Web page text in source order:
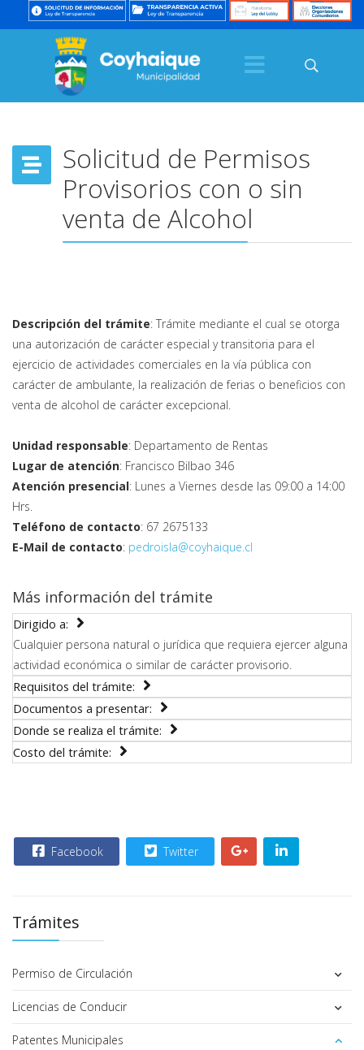
Solicitud de Permisos
Provisorios con o sin
venta de Alcohol
Descripción del trámite: Trámite mediante el cual se otorga
una autorización de carácter especial y transitoria para el
ejercicio de actividades comerciales en la vía pública con
carácter de ambulante, la realización de ferias o beneficios con
venta de alcohol de carácter excepcional.
Unidad responsable: Departamento de Rentas
Lugar de atención: Francisco Bilbao 346
Atención presencial: Lunes a Viernes desde las 09:00 a 14:00
Hrs.
Teléfono de contacto: 67 2675133
E-Mail de contacto: pedroisla@coyhaique.cl
Más información del trámite
Dirigido a:
Cualquier persona natural o jurídica que requiera ejercer alguna
actividad económica o similar de carácter provisorio.
Requisitos del trámite:
Documentos a presentar:
Donde se realiza el trámite:
Costo del trámite:
Facebook Twitter
Trámites
Permiso de Circulación
Licencias de Conducir
Patentes Municipales